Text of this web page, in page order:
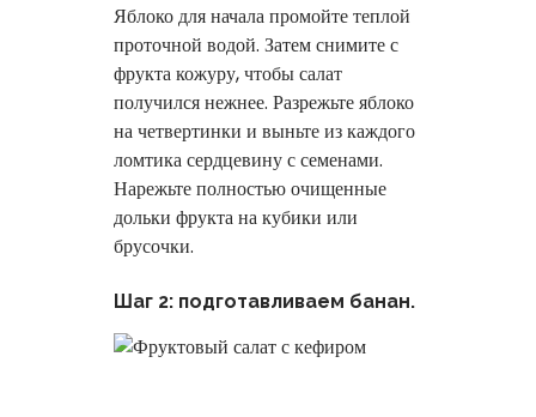
Яблоко для начала промойте теплой
проточной водой. Затем снимите с
фрукта кожуру, чтобы салат
получился нежнее. Разрежьте яблоко
на четвертинки и выньте из каждого
ломтика сердцевину с семенами.
Нарежьте полностью очищенные
дольки фрукта на кубики или
брусочки.
Шаг 2: подготавливаем банан.